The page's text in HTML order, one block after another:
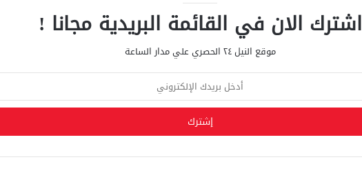
اشترك الان في القائمة البريدية مجانا !
موقع النيل ٢٤ الحصري علي مدار الساعة